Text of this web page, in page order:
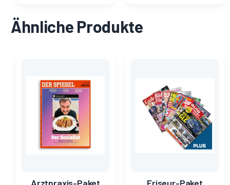
Ähnliche Produkte
weist
mehrere
Varianten
auf.
Die
Optionen
können
mehrere
Varianten
auf.
Die
Optionen
können